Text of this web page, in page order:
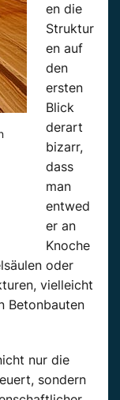
en die
Struktur
en auf
den
ersten
Blick
derart
bizarr,
dass
man
entwed
er an
Knoche
oder
vielleicht
Betonbauten
nur die
sondern